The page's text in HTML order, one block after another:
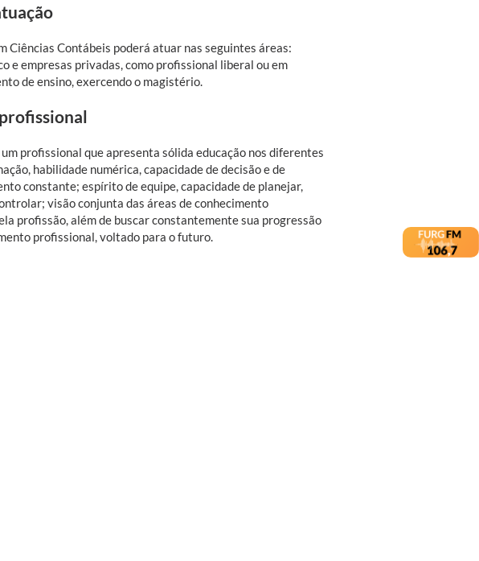
Ciências Contábeis poderá atuar nas seguintes áreas:
e empresas privadas, como profissional liberal ou em
de ensino, exercendo o magistério.
profissional que apresenta sólida educação nos diferentes
habilidade numérica, capacidade de decisão e de
constante; espírito de equipe, capacidade de planejar,
visão conjunta das áreas de conhecimento
profissão, além de buscar constantemente sua progressão
profissional, voltado para o futuro.